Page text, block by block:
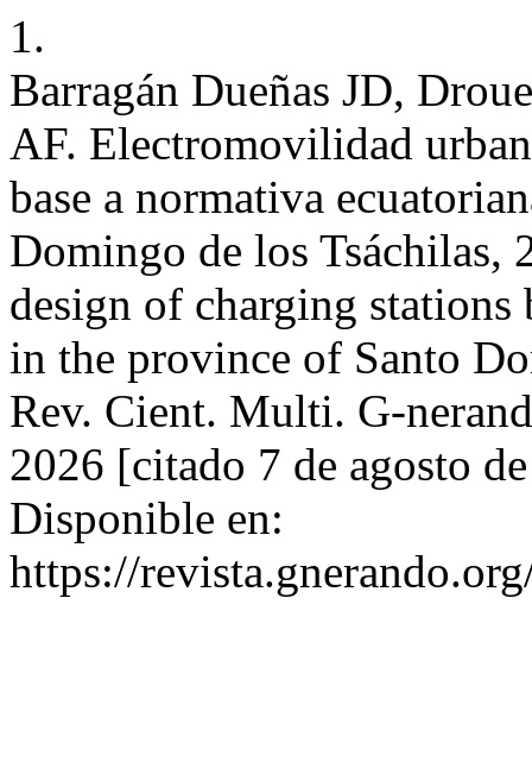
1.
Barragán Dueñas JD,
AF. Electromovilidad
base a normativa
Domingo de los
design of charging stations
in the province of Santo
Rev. Cient. Multi. G-
2026 [citado 7 de agosto
Disponible en:
https://